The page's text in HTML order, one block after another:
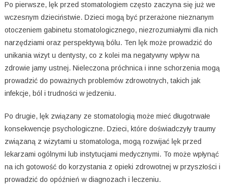
Po pierwsze, lęk przed stomatologiem często zaczyna się już we
wczesnym dzieciństwie. Dzieci mogą być przerażone nieznanym
otoczeniem gabinetu stomatologicznego, niezrozumiałymi dla nich
narzędziami oraz perspektywą bólu. Ten lęk może prowadzić do
unikania wizyt u dentysty, co z kolei ma negatywny wpływ na
zdrowie jamy ustnej. Nieleczona próchnica i inne schorzenia mogą
prowadzić do poważnych problemów zdrowotnych, takich jak
infekcje, ból i trudności w jedzeniu.
Po drugie, lęk związany ze stomatologią może mieć długotrwałe
konsekwencje psychologiczne. Dzieci, które doświadczyły traumy
związaną z wizytami u stomatologa, mogą rozwijać lęk przed
lekarzami ogólnymi lub instytucjami medycznymi. To może wpłynąć
na ich gotowość do korzystania z opieki zdrowotnej w przyszłości i
prowadzić do opóźnień w diagnozach i leczeniu.